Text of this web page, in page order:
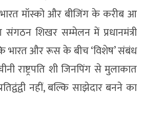
मॉस्को और बीजिंग के करीब आ
शिखर सम्मेलन में प्रधानमंत्री
भारत और रूस के बीच ‘विशेष’ संबंध
राष्ट्रपति शी जिनपिंग से मुलाकात
नहीं, बल्कि साझेदार बनने का